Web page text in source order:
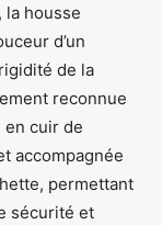
la housse
d’un
de la
reconnue
en cuir de
accompagnée
permettant
sécurité et